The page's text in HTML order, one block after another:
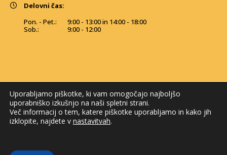
Delovni čas:
Pon. - Pet.:
Sob.:
9:00 - 13:00 in 14:00 - 18:00
9:00 - 12:00
Uporabljamo piškotke, ki vam omogočajo najboljšo
uporabniško izkušnjo na naši spletni strani.
Več informacij o tem, katere piškotke uporabljamo in kako jih
izklopite, najdete v nastavitvah.